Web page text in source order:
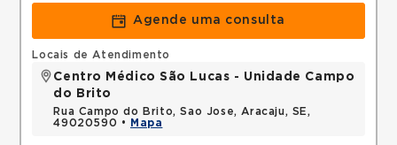
Agende uma consulta
Locais de Atendimento
Centro Médico São Lucas - Unidade Campo
do Brito
Rua Campo do Brito, Sao Jose, Aracaju, SE,
49020590 •
Mapa